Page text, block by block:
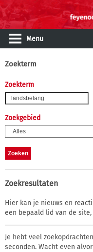
Menu
Zoekterm
Zoekterm
Zoekgebied
Zoekresultaten
Hier kan je nieuws en
een bepaald lid van de site,
Je hebt veel
seconden. Wacht even